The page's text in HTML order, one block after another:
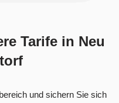
Tarife in Neu
und sichern Sie sich